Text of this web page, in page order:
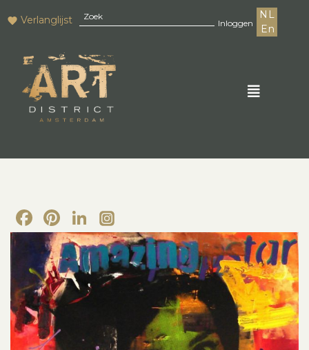
Verlanglijst Inloggen
NL
En
Facebook
Pinterest
LinkedIn